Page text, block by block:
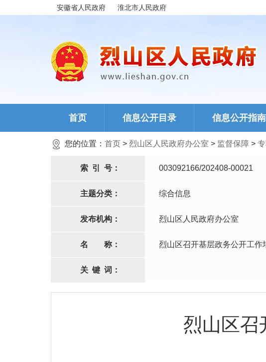
安徽省人民政府 淮北市人民政府
首页 信息公开目录 信息公开指南
您的位置： 首页 > 烈山区人民政府办公室 > 监督保障 >
索 引 号： 003092166/202408-00021
主题分类： 综合信息
发布机构： 烈山区人民政府办公室
名 称： 烈山区召开基层政务公开工作
关 键 词：
烈山区召